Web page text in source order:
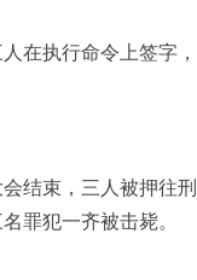
在执行命令上签字
结束，三人被押往刑
罪犯一齐被击毙。